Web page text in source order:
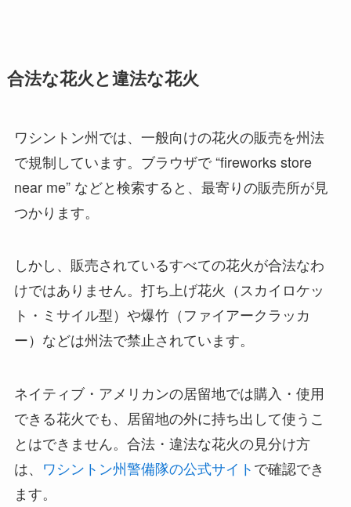
合法な花火と違法な花火
ワシントン州では、一般向けの花火の販売を州法
で規制しています。ブラウザで “fireworks store
near me” などと検索すると、最寄りの販売所が見
つかります。
しかし、販売されているすべての花火が合法なわ
けではありません。打ち上げ花火（スカイロケッ
ト・ミサイル型）や爆竹（ファイアークラッカ
ー）などは州法で禁止されています。
ネイティブ・アメリカンの居留地では購入・使用
できる花火でも、居留地の外に持ち出して使うこ
とはできません。合法・違法な花火の見分け方
は、 ワシントン州警備隊の公式サイトで確認でき
ます。